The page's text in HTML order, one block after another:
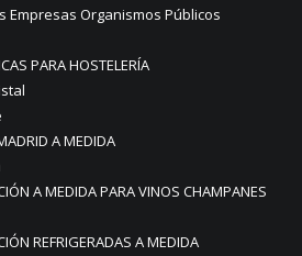
Empresas Organismos Públicos
PARA HOSTELERÍA
A MEDIDA
A MEDIDA PARA VINOS CHAMPANES
REFRIGERADAS A MEDIDA